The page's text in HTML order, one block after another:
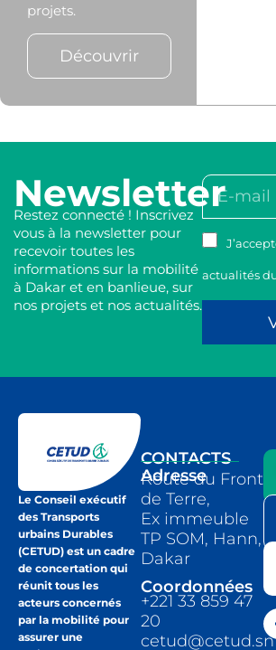
projets.
Découvrir
Newsletter
Restez connecté ! Inscrivez
vous à la newsletter pour
recevoir toutes les
informations sur la mobilité
à Dakar et en banlieue, sur
nos projets et nos actualités.
actualités
Le Conseil exécutif
des Transports
urbains Durables
(CETUD) est un cadre
de concertation qui
réunit tous les
acteurs concernés
par la mobilité pour
assurer une
CONTACTS
Adresse
Route du Front
de Terre,
Ex immeuble
TP SOM, Hann,
Dakar
Coordonnées
+221 33 859 47
20
cetud@cetud.sn